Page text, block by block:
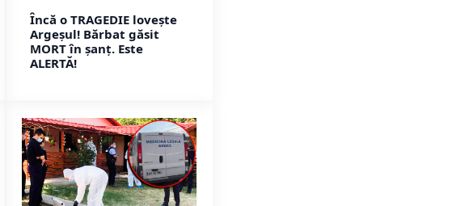
Încă o TRAGEDIE lovește
Argeșul! Bărbat găsit
MORT în șanț. Este
ALERTĂ!